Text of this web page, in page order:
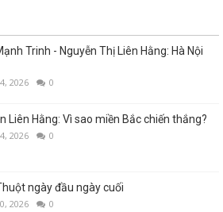
Trinh - Nguyễn Thị Liên Hằng: Hà Nội
2026 0
Liên Hằng: Vì sao miền Bắc chiến thắng?
2026 0
ngày đầu ngày cuối
2026 0